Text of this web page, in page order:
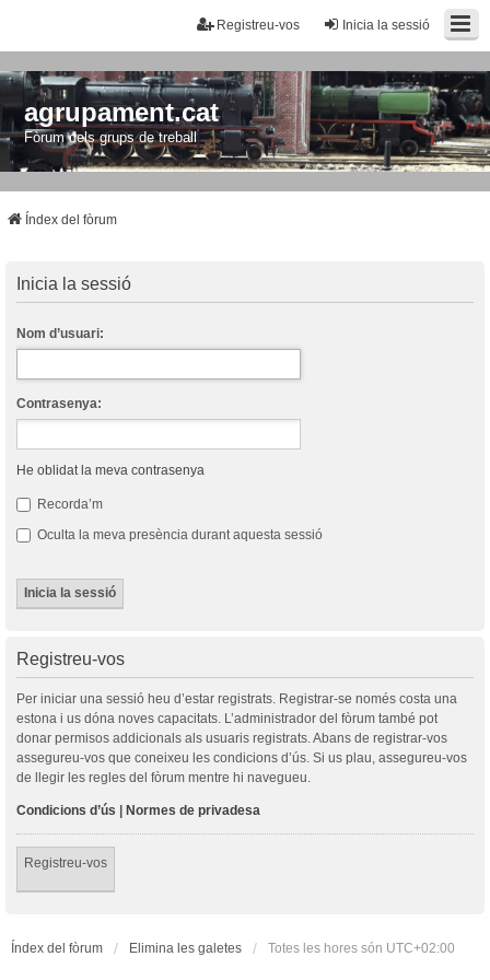
Inicia la sessió
Registreu-vos
agrupament.cat
Fòrum dels grups de treball
Índex del fòrum
Inicia la sessió
Nom d’usuari:
Contrasenya:
He oblidat la meva contrasenya
Recorda’m
Oculta la meva presència durant aquesta sessió
Registreu-vos
Per iniciar una sessió heu d’estar registrats. Registrar-se només costa una
estona i us dóna noves capacitats. L’administrador del fòrum també pot
donar permisos addicionals als usuaris registrats. Abans de registrar-vos
assegureu-vos que coneixeu les condicions d’ús. Si us plau, assegureu-vos
de llegir les regles del fòrum mentre hi navegueu.
Condicions d’ús | Normes de privadesa
Registreu-vos
Índex del fòrum Elimina les galetes Totes les hores són UTC+02:00